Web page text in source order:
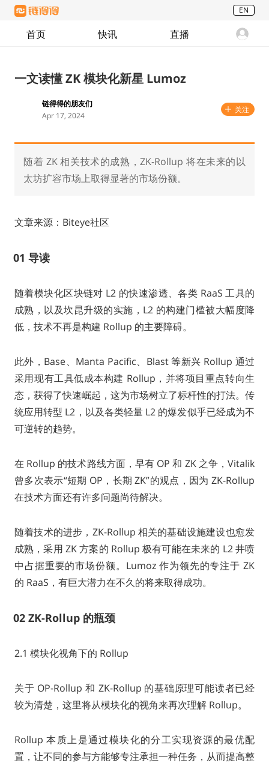
EN
首页 快讯 直播
一文读懂 ZK 模块化新星 Lumoz
链得得的朋友们
Apr 17, 2024
关注
随着 ZK 相关技术的成熟，ZK-Rollup 将在未来的以
太坊扩容市场上取得显著的市场份额。
文章来源：Biteye社区
01导读
随着模块化区块链对 L2 的快速渗透、各类 RaaS 工具的
成熟，以及坎昆升级的实施，L2 的构建门槛被大幅度降
低，技术不再是构建 Rollup 的主要障碍。
此外，Base、Manta Pacific、Blast 等新兴 Rollup 通过
采用现有工具低成本构建 Rollup，并将项目重点转向生
态，获得了快速崛起，这为市场树立了标杆性的打法。传
统应用转型 L2，以及各类轻量 L2 的爆发似乎已经成为不
可逆转的趋势。
在 Rollup 的技术路线方面，早有 OP 和 ZK 之争，Vitalik
曾多次表示“短期 OP，长期 ZK”的观点，因为 ZK-Rollup
在技术方面还有许多问题尚待解决。
随着技术的进步，ZK-Rollup 相关的基础设施建设也愈发
成熟，采用 ZK 方案的 Rollup 极有可能在未来的 L2 井喷
中占据重要的市场份额。Lumoz 作为领先的专注于 ZK
的 RaaS，有巨大潜力在不久的将来取得成功。
02ZK-Rollup 的瓶颈
2.1 模块化视角下的 Rollup
关于 OP-Rollup 和 ZK-Rollup 的基础原理可能读者已经
较为清楚，这里将从模块化的视角来再次理解 Rollup。
Rollup 本质上是通过模块化的分工实现资源的最优配
置，让不同的参与方能够专注承担一种任务，从而提高整